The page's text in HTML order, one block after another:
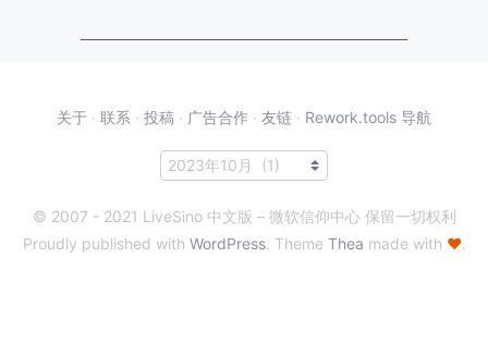
关于 · 联系 · 投稿 · 广告合作 · 友链 · Rework.tools 导航
© 2007 - 2021 LiveSino 中文版 – 微软信仰中心 保留一切权利
Proudly published with WordPress. Theme Thea made with ♥.